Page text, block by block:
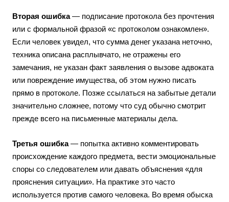
Вторая ошибка— подписание протокола без прочтения
или с формальной фразой «с протоколом ознакомлен».
Если человек увидел, что сумма денег указана неточно,
техника описана расплывчато, не отражены его
замечания, не указан факт заявления о вызове адвоката
или повреждение имущества, об этом нужно писать
прямо в протоколе. Позже ссылаться на забытые детали
значительно сложнее, потому что суд обычно смотрит
прежде всего на письменные материалы дела.
Третья ошибка— попытка активно комментировать
происхождение каждого предмета, вести эмоциональные
споры со следователем или давать объяснения «для
прояснения ситуации». На практике это часто
используется против самого человека. Во время обыска